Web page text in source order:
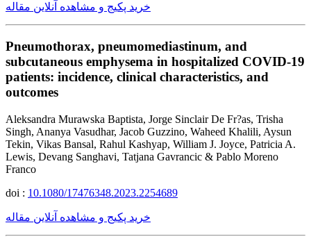
خرید پکیج و مشاهده آنلاین مقاله
Pneumothorax, pneumomediastinum, and
subcutaneous emphysema in hospitalized COVID-19
patients: incidence, clinical characteristics, and
outcomes
Aleksandra Murawska Baptista, Jorge Sinclair De Fr?as, Trisha
Singh, Ananya Vasudhar, Jacob Guzzino, Waheed Khalili, Aysun
Tekin, Vikas Bansal, Rahul Kashyap, William J. Joyce, Patricia A.
Lewis, Devang Sanghavi, Tatjana Gavrancic & Pablo Moreno
Franco
doi : 10.1080/17476348.2023.2254689
خرید پکیج و مشاهده آنلاین مقاله